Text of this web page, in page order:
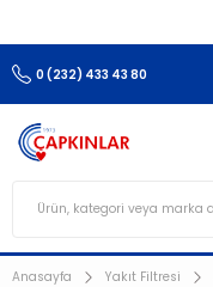
0 (232) 433 43 80
Anasayfa Yakıt Filtresi